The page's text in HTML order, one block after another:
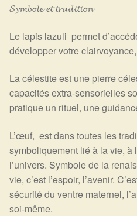
𝓢𝔂𝓶𝓫𝓸𝓵𝓮 𝓮𝓽 𝓽𝓻𝓪𝓭𝓲𝓽𝓲𝓸𝓷
Le lapis lazuli permet
développer votre
La célestite est une pierre
capacités extra-sensorielles
pratique un rituel, une
L’œuf, est dans toutes les
symboliquement lié à la vie, à
l’univers. Symbole de la
vie, c’est l’espoir, l’avenir.
sécurité du ventre maternel,
soi-même.